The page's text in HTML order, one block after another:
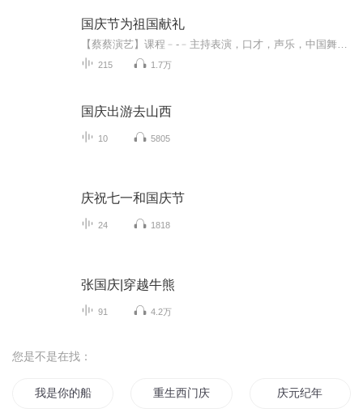
国庆节为祖国献礼
215 1.7万
国庆出游去山西
10 5805
庆祝七一和国庆节
24 1818
张国庆|穿越牛熊
91 4.2万
您是不是在找：
我是你的船 重生西门庆 庆元纪年